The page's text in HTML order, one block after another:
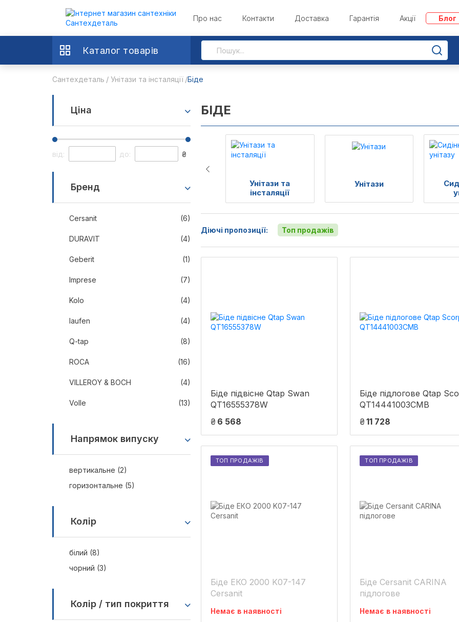
Про нас Контакти Доставка Гарантія Акції Блог
Каталог товарів
Сантехдеталь Унітази та інсталяції Біде
Ціна
від: до: ₴
Бренд
Cersanit (6)
DURAVIT (4)
Geberit (1)
Imprese (7)
Kolo (4)
laufen (4)
Q-tap (8)
ROCA (16)
VILLEROY & BOCH (4)
Volle (13)
Напрямок випуску
вертикальне (2)
горизонтальне (5)
Колір
білий (8)
чорний (3)
Колір / тип покриття
БІДЕ
Унітази та
інсталяції
Унітази
Діючі пропозиції: Топ продажів
Біде підвісне Qtap Swan
QT16555378W
₴ 6 568
Біде підлогове Qtap
QT14441003CMB
₴11 728
ТОП ПРОДАЖІВ
Біде ЕКО 2000 K07-147
Cersanit
Немає в наявності
ТОП ПРОДАЖІВ
Біде Cersanit CARINA
підлогове
Немає в наявності